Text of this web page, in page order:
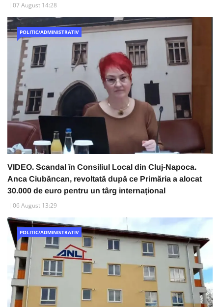
07 August 14:28
POLITIC/ADMINISTRATIV
VIDEO. Scandal în Consiliul Local din Cluj-Napoca.
Anca Ciubăncan, revoltată după ce Primăria a alocat
30.000 de euro pentru un târg internațional
06 August 13:29
POLITIC/ADMINISTRATIV